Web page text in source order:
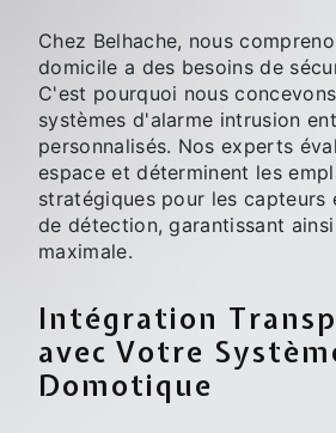
Chez Belhache, nous
domicile a des besoins de
C'est pourquoi nous
systèmes d'alarme intrusion
personnalisés. Nos experts
espace et déterminent les
stratégiques pour les capteurs
de détection, garantissant
maximale.
Intégration
avec Votre
Domotique